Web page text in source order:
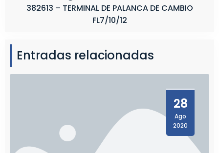
382613 – TERMINAL DE PALANCA DE CAMBIO
FL7/10/12
Entradas relacionadas
28
Ago
2020